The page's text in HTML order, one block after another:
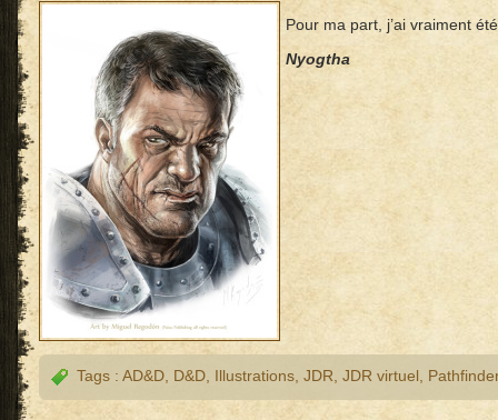
Pour ma part, j’ai vraiment
Nyogtha
Tags : AD&D D&D Illustrations JDR JDR virtuel